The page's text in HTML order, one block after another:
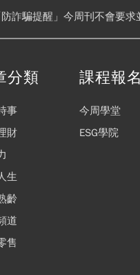
防詐騙提醒」今周刊不會要
分類
事
財
生
齡
道
售
課程報名
今周學堂
ESG學院